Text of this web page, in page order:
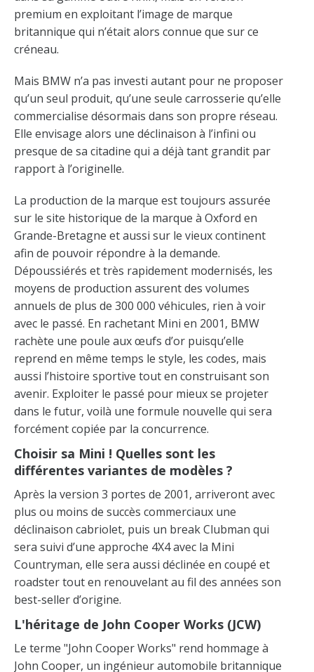
premium en exploitant l’image de marque
britannique qui n’était alors connue que sur ce
créneau.
Mais BMW n’a pas investi autant pour ne proposer
qu’un seul produit, qu’une seule carrosserie qu’elle
commercialise désormais dans son propre réseau.
Elle envisage alors une déclinaison à l’infini ou
presque de sa citadine qui a déjà tant grandit par
rapport à l’originelle.
La production de la marque est toujours assurée
sur le site historique de la marque à Oxford en
Grande-Bretagne et aussi sur le vieux continent
afin de pouvoir répondre à la demande.
Dépoussiérés et très rapidement modernisés, les
moyens de production assurent des volumes
annuels de plus de 300 000 véhicules, rien à voir
avec le passé. En rachetant Mini en 2001, BMW
rachète une poule aux œufs d’or puisqu’elle
reprend en même temps le style, les codes, mais
aussi l’histoire sportive tout en construisant son
avenir. Exploiter le passé pour mieux se projeter
dans le futur, voilà une formule nouvelle qui sera
forcément copiée par la concurrence.
Choisir sa Mini ! Quelles sont les
différentes variantes de modèles ?
Après la version 3 portes de 2001, arriveront avec
plus ou moins de succès commerciaux une
déclinaison cabriolet, puis un break Clubman qui
sera suivi d’une approche 4X4 avec la Mini
Countryman, elle sera aussi déclinée en coupé et
roadster tout en renouvelant au fil des années son
best-seller d’origine.
L'héritage de John Cooper Works (JCW)
Le terme "John Cooper Works" rend hommage à
John Cooper, un ingénieur automobile britannique